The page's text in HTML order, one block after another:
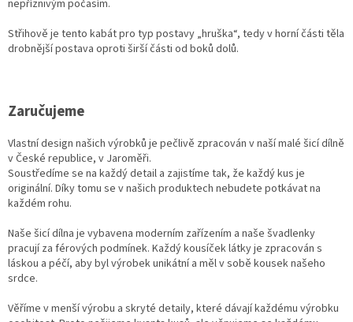
nepříznivým počasím.
Střihově je tento kabát pro typ postavy „hruška“, tedy v horní části těla
drobnější postava oproti širší části od boků dolů.
Zaručujeme
Vlastní design našich výrobků je pečlivě zpracován v naší malé šicí dílně
v České republice, v Jaroměři.
Soustředíme se na každý detail a zajistíme tak, že každý kus je
originální. Díky tomu se v našich produktech nebudete potkávat na
každém rohu.
Naše šicí dílna je vybavena moderním zařízením a naše švadlenky
pracují za férových podmínek. Každý kousíček látky je zpracován s
láskou a péčí, aby byl výrobek unikátní a měl v sobě kousek našeho
srdce.
Věříme v menší výrobu a skryté detaily, které dávají každému výrobku